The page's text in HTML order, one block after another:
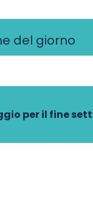
del giorno
per il fine
legali